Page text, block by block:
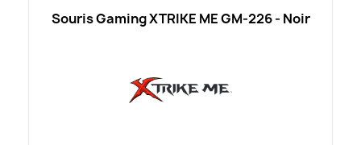
Souris Gaming XTRIKE ME GM-226 - Noir